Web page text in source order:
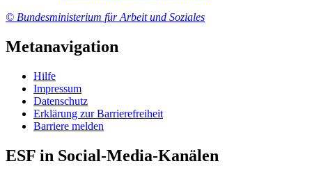
© Bundesministerium für Arbeit und Soziales
Metanavigation
Hil­fe
Im­pres­s­um
Da­ten­schutz
Er­klä­rung zur Bar­rie­re­frei­heit
Bar­rie­re mel­den
ESF in Social-Media-Kanälen